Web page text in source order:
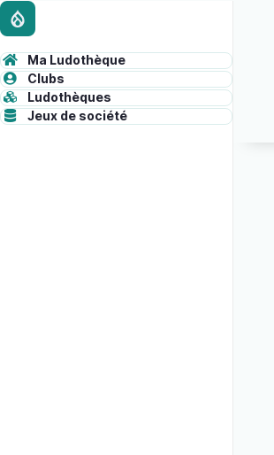
Skip
to
main
content
Administrative
toolbar
content
ADMINISTRATION
Ma Ludothèque
Clubs
Ludothèques
Jeux de société